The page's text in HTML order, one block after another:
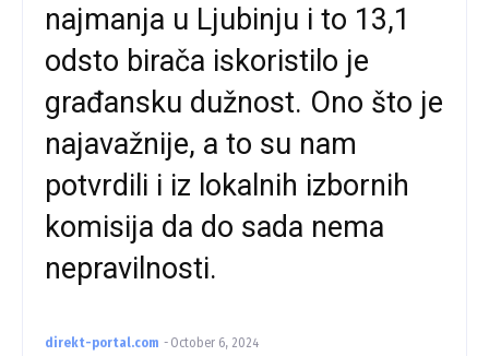
najmanja u Ljubinju i to 13,1
odsto birača iskoristilo je
građansku dužnost. Ono što je
najavažnije, a to su nam
potvrdili i iz lokalnih izbornih
komisija da do sada nema
nepravilnosti.
direkt-portal.com - October 6, 2024